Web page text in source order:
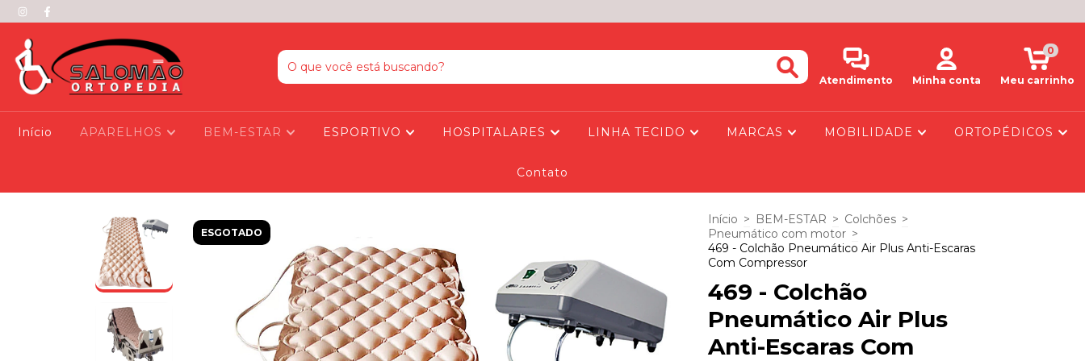
Atendimento Minha conta Meu carrinho
0
Início APARELHOS BEM-ESTAR ESPORTIVO HOSPITALARES LINHA TECIDO MARCAS MOBILIDADE ORTOPÉDICOS
Contato
ESGOTADO
Início > BEM-ESTAR > Colchões >
Pneumático com motor >
469 - Colchão Pneumático Air Plus Anti-Escaras
Com Compressor
469 - Colchão
Pneumático Air Plus
Anti-Escaras Com